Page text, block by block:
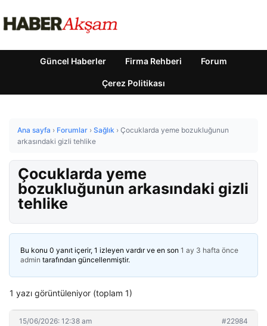
Güncel Haberler Firma Rehberi Forum
Çerez Politikası
Ana sayfa › Forumlar › Sağlık › Çocuklarda yeme bozukluğunun
arkasındaki gizli tehlike
Çocuklarda yeme
bozukluğunun arkasındaki gizli
tehlike
Bu konu 0 yanıt içerir, 1 izleyen vardır ve en son 1 ay 3 hafta önce
admin tarafından güncellenmiştir.
1 yazı görüntüleniyor (toplam 1)
15/06/2026: 12:38 am #22984